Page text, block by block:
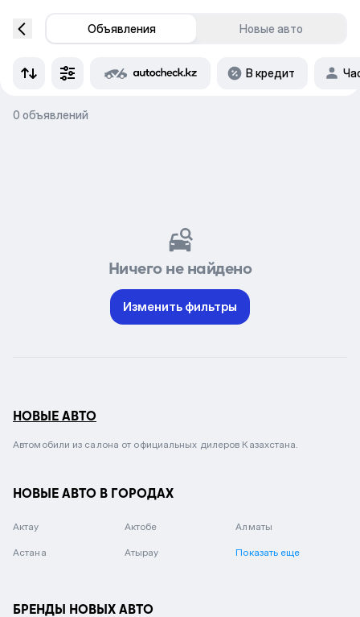
Объявления Новые авто
В кредит
0 объявлений
Ничего не найдено
Изменить фильтры
НОВЫЕ АВТО
Автомобили из салона от официальных дилеров Казахстана.
НОВЫЕ АВТО В ГОРОДАХ
Актау Актобе Алматы
Астана Атырау Показать еще
БРЕНДЫ НОВЫХ АВТО